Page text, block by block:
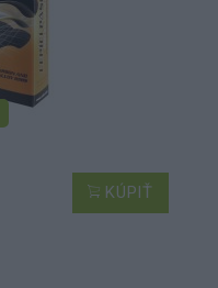
KÚPIŤ